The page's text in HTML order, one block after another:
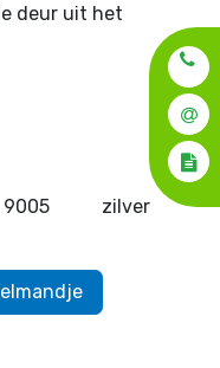
deur uit het
9005 zilver